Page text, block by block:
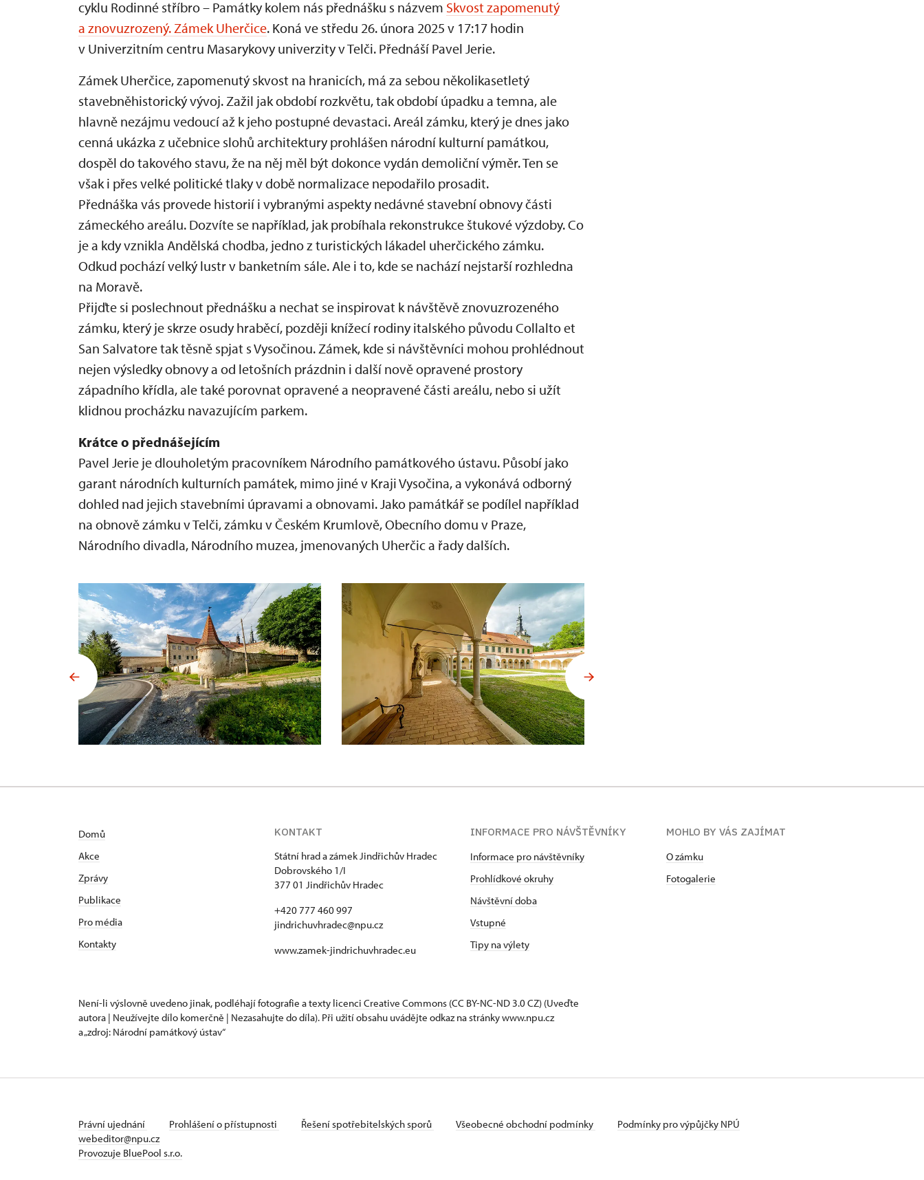
cyklu Rodinné stříbro – Památky kolem nás přednášku s názvem Skvost zapomenutý
a znovuzrozený. Zámek Uherčice. Koná ve středu 26. února 2025 v 17:17 hodin
v Univerzitním centru Masarykovy univerzity v Telči. Přednáší Pavel Jerie.
Zámek Uherčice, zapomenutý skvost na hranicích, má za sebou několikasetletý
stavebněhistorický vývoj. Zažil jak období rozkvětu, tak období úpadku a temna, ale
hlavně nezájmu vedoucí až k jeho postupné devastaci. Areál zámku, který je dnes jako
cenná ukázka z učebnice slohů architektury prohlášen národní kulturní památkou,
dospěl do takového stavu, že na něj měl být dokonce vydán demoliční výměr. Ten se
však i přes velké politické tlaky v době normalizace nepodařilo prosadit.
Přednáška vás provede historií i vybranými aspekty nedávné stavební obnovy části
zámeckého areálu. Dozvíte se například, jak probíhala rekonstrukce štukové výzdoby. Co
je a kdy vznikla Andělská chodba, jedno z turistických lákadel uherčického zámku.
Odkud pochází velký lustr v banketním sále. Ale i to, kde se nachází nejstarší rozhledna
na Moravě.
Přijďte si poslechnout přednášku a nechat se inspirovat k návštěvě znovuzrozeného
zámku, který je skrze osudy hraběcí, později knížecí rodiny italského původu Collalto et
San Salvatore tak těsně spjat s Vysočinou. Zámek, kde si návštěvníci mohou prohlédnout
nejen výsledky obnovy a od letošních prázdnin i další nově opravené prostory
západního křídla, ale také porovnat opravené a neopravené části areálu, nebo si užít
klidnou procházku navazujícím parkem.
Krátce o přednášejícím
Pavel Jerie je dlouholetým pracovníkem Národního památkového ústavu. Působí jako
garant národních kulturních památek, mimo jiné v Kraji Vysočina, a vykonává odborný
dohled nad jejich stavebními úpravami a obnovami. Jako památkář se podílel například
na obnově zámku v Telči, zámku v Českém Krumlově, Obecního domu v Praze,
Národního divadla, Národního muzea, jmenovaných Uherčic a řady dalších.
Domů
Akce
Zprávy
Publikace
Pro média
Kontakty
KONTAKT
Státní hrad a zámek Jindřichův Hradec
Dobrovského 1/I
377 01 Jindřichův Hradec
+420 777 460 997
jindrichuvhradec@npu.cz
www.zamek-jindrichuvhradec.eu
INFORMACE PRO NÁVŠTĚVNÍKY
Informace pro návštěvníky
Prohlídkové okruhy
Návštěvní doba
Vstupné
Tipy na výlety
MOHLO BY VÁS ZAJÍMAT
O zámku
Fotogalerie
Není-li výslovně uvedeno jinak, podléhají fotografie a texty licenci Creative Commons (CC BY-NC-ND 3.0 CZ) (Uveďte
autora | Neužívejte dílo komerčně | Nezasahujte do díla). Při užití obsahu uvádějte odkaz na stránky www.npu.cz
a „zdroj: Národní památkový ústav“
Právní ujednání Prohlášení o přístupnosti Řešení spotřebitelských sporů Všeobecné obchodní podmínky
Podmínky pro výpůjčky NPÚ
webeditor@npu.cz
Provozuje BluePool s.r.o.